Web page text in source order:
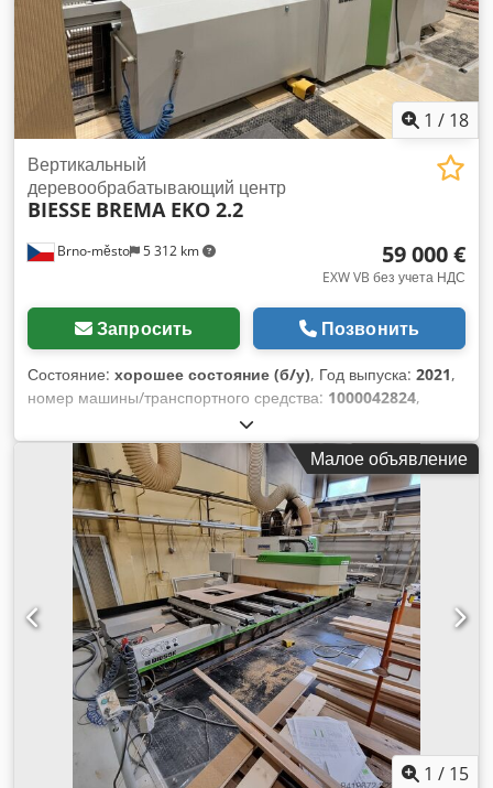
1 / 18
Brno-město 5 312 km
Вертикальный
деревообрабатывающий центр
BIESSE BREMA EKO 2.2
59 000 €
EXW VB без учета НДС
Запросить Позвонить
Состояние: хорошее состояние (б/у), Год выпуска: 2021,
номер машины/транспортного средства: 1000042824,
Предлагаем к продаже очень хорошо сохранившийся
станок Biesse BREMA EKO 2.2 2021 года выпуска. Станок
укомплектован устройством смены инструмента, двумя
агрегатами и инструментальным оснащением.
Программное обеспечение bSolid. Станок обслуживался
нашим специалистом, поэтому нам отлично известно его
состояние и происхождение. Возможен тест на нашей
выставочной площадке в Брно. Dwsdszcrfpspfx Akija
Малое объявление
1 / 15